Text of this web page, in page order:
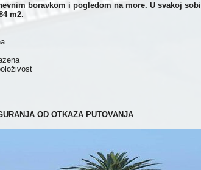
boravkom i pogledom na more. U svakoj sobi
m2.
OD OTKAZA PUTOVANJA